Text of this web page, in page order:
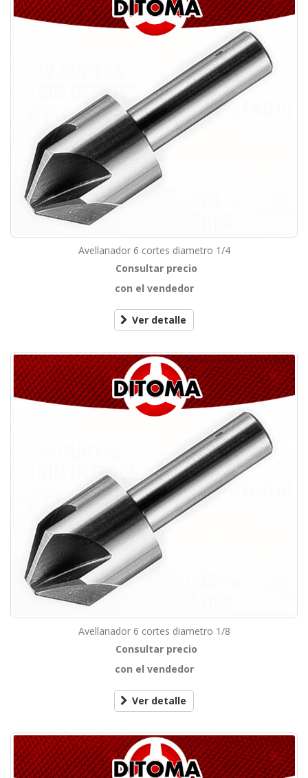
Avellanador 6 cortes diametro 1/4
Consultar precio
con el vendedor
Ver detalle
Avellanador 6 cortes diametro 1/8
Consultar precio
con el vendedor
Ver detalle